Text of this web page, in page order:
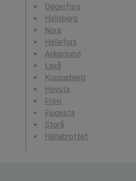
Degerfors
Hallsberg
Nora
Hällefors
Askersund
Laxå
Kopparberg
Hovsta
Frövi
Fjugesta
Storå
Hällabrottet